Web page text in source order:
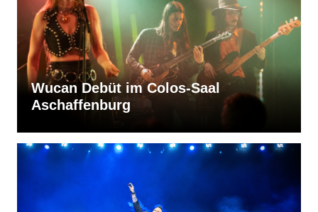
Wucan Debüt im Colos-Saal
Aschaffenburg